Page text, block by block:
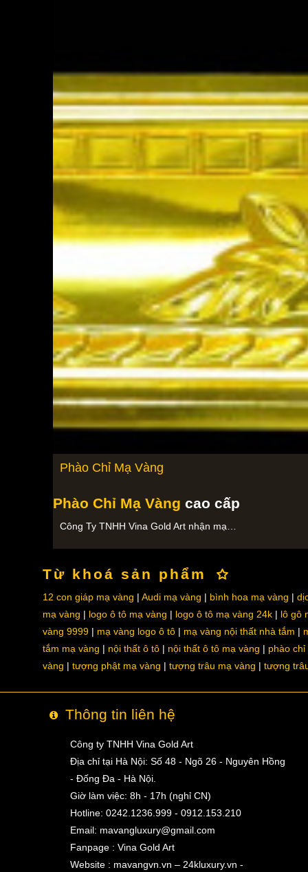
Phào Chỉ Mạ Vàng
Phào Chỉ Mạ Vàng cao cấp
Công Ty TNHH Vina Gold Art nhận mạ…
Từ khoá sản phẩm
12 con giáp mạ vàng Audi mạ vàng bình hoa mạ vàng
mạ vàng
logo ô tô mạ vàng logo ô tô mạ vàng 24k
lô gô
vàng 9999
mạ vàng logo ô tô mạ vàng nội thất nhà tắm
tắm mạ vàng
nội thất ô tô nội thất ô tô mạ vàng
phào chỉ
vàng
tượng phật mạ vàng tượng trâu mạ vàng tượng
Thông tin liên hệ
Công ty TNHH Vina Gold Art
Địa chỉ tại Hà Nội: Số 48 - Ngõ 26 - Nguyên Hồng
- Đống Đa - Hà Nội.
Giờ làm việc: 8h - 17h (nghỉ CN)
Hotline: 0242.1236.999 - 0912.153.210
Email: mavangluxury@gmail.com
Fanpage : Vina Gold Art
Website : mavangvn.vn – 24kluxury.vn -